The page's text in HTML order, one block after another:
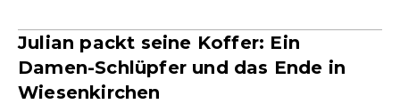
Julian packt seine Koffer: Ein
Damen-Schlüpfer und das Ende in
Wiesenkirchen